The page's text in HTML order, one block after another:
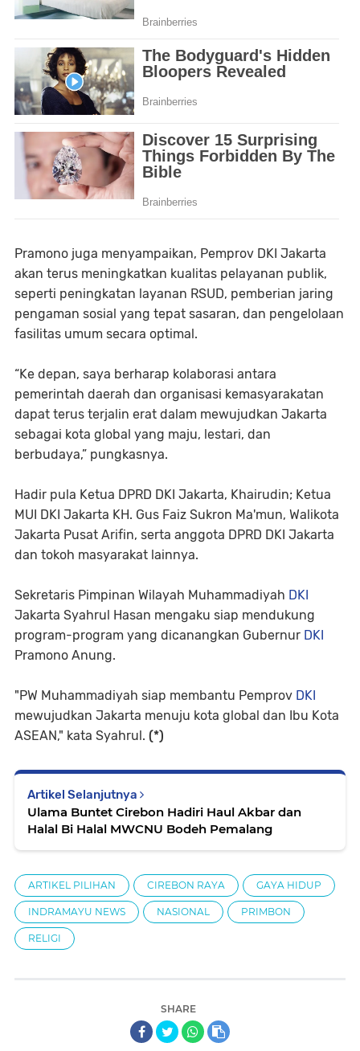
Pramono juga menyampaikan, Pemprov DKI Jakarta
akan terus meningkatkan kualitas pelayanan publik,
seperti peningkatan layanan RSUD, pemberian jaring
pengaman sosial yang tepat sasaran, dan pengelolaan
fasilitas umum secara optimal.
“Ke depan, saya berharap kolaborasi antara
pemerintah daerah dan organisasi kemasyarakatan
dapat terus terjalin erat dalam mewujudkan Jakarta
sebagai kota global yang maju, lestari, dan
berbudaya,” pungkasnya.
Hadir pula Ketua DPRD DKI Jakarta, Khairudin; Ketua
MUI DKI Jakarta KH. Gus Faiz Sukron Ma'mun, Walikota
Jakarta Pusat Arifin, serta anggota DPRD DKI Jakarta
dan tokoh masyarakat lainnya.
Sekretaris Pimpinan Wilayah Muhammadiyah DKI
Jakarta Syahrul Hasan mengaku siap mendukung
program-program yang dicanangkan Gubernur DKI
Pramono Anung.
"PW Muhammadiyah siap membantu Pemprov DKI
mewujudkan Jakarta menuju kota global dan Ibu Kota
ASEAN," kata Syahrul. (*)
Artikel Selanjutnya
Ulama Buntet Cirebon Hadiri Haul Akbar dan
Halal Bi Halal MWCNU Bodeh Pemalang
ARTIKEL PILIHAN CIREBON RAYA GAYA HIDUP
INDRAMAYU NEWS NASIONAL PRIMBON
RELIGI
SHARE